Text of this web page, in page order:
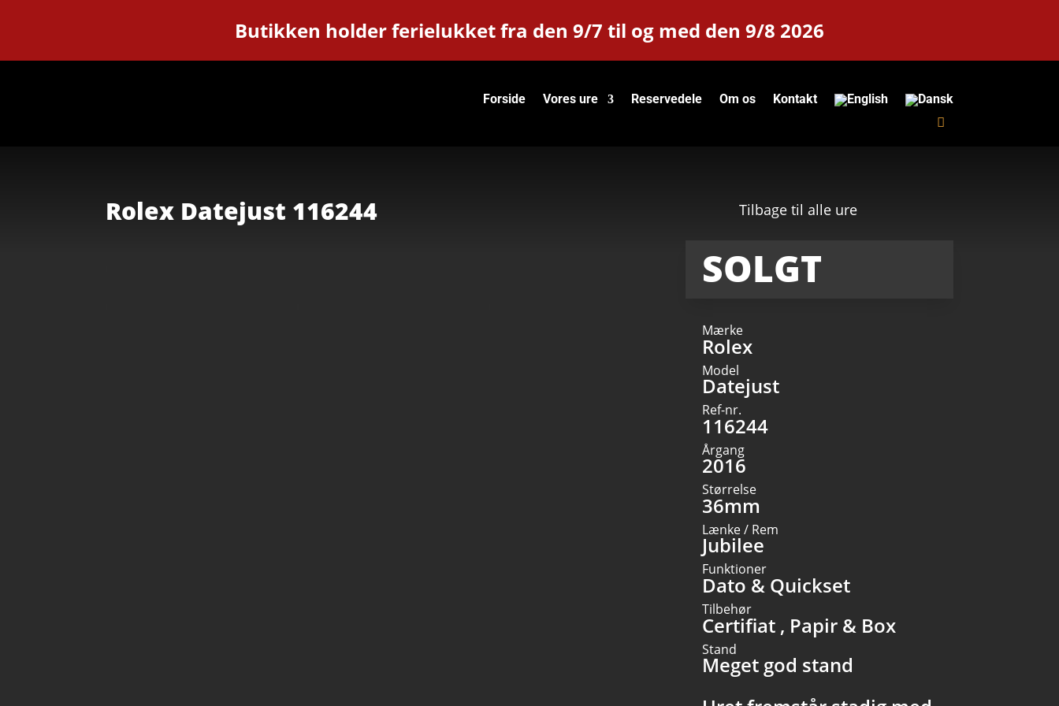
Butikken holder ferielukket fra den 9/7 til og med den 9/8 2026
Forside Vores ure Reservedele Om os Kontakt
Rolex Datejust 116244 Tilbage til alle ure
SOLGT
Mærke
Rolex
Model
Datejust
Ref-nr.
116244
Årgang
2016
Størrelse
36mm
Lænke / Rem
Jubilee
Funktioner
Dato & Quickset
Tilbehør
Certifiat , Papir & Box
Stand
Meget god stand